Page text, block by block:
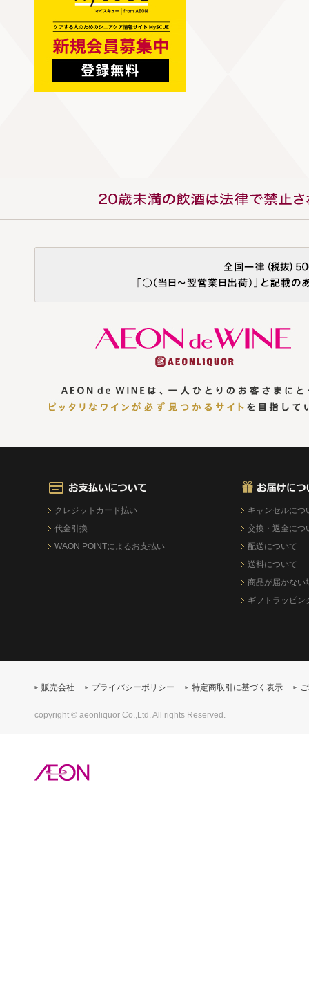
クレジットカード払い
代金引換
WAON POINTによるお支払い
キャンセルにつ
交換・返金につ
配送について
送料について
商品が届かない
ギフトラッピン
販売会社 プライバシーポリシー 特定商取引に基づく表示
copyright © aeonliquor Co.,Ltd. All rights Reserved.